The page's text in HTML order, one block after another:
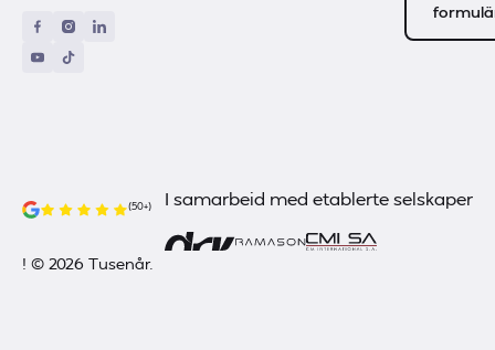
(50+) I samarbeid med etablerte selskaper
! © 2026 Tusenår.